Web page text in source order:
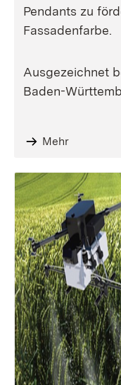
Pendants zu
Fassadenfarbe.
Ausgezeichnet
Baden-
Mehr